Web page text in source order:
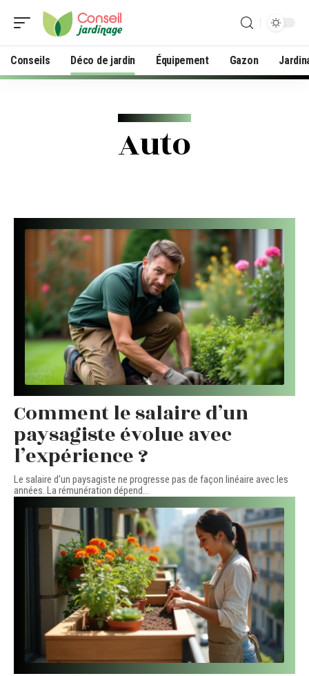
Conseils Déco de jardin Équipement Gazon
Auto
Comment le salaire d’un
paysagiste évolue avec
l’expérience ?
Le salaire d'un paysagiste ne progresse pas de façon linéaire avec les
années. La rémunération dépend